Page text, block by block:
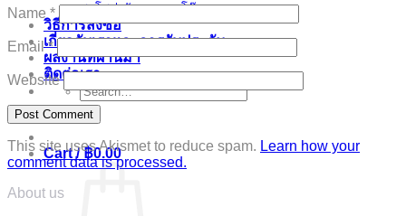
ชุดโซฟารับแขกและโต๊ะกลาง
วิธีการสั่งซื้อ
เกี่ยวกับเราและการรับประกัน
ผลงานที่ผ่านมา
ติดต่อเรา
Search
for:
Cart /฿0.00
Name *
Email*
Website
This site uses Akismet to reduce spam. Learn how your
comment data is processed.
About us